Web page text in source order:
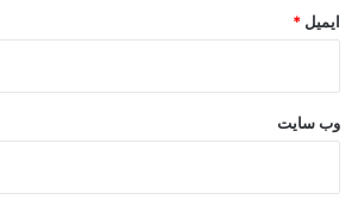
ایمیل *
وب‌ سایت